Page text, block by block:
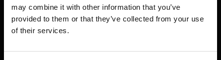
may combine it with other information that you’ve
provided to them or that they’ve collected from your use
of their services.